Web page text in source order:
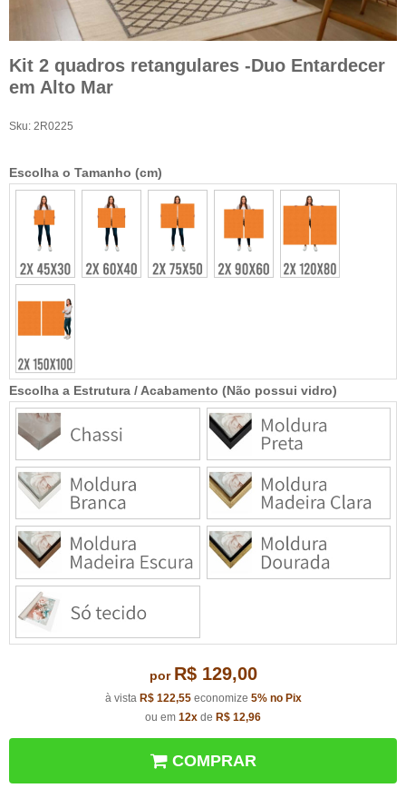
Kit 2 quadros retangulares -Duo Entardecer
em Alto Mar
Sku: 2R0225
Escolha a Estrutura / Acabamento (Não possui vidro)
Escolha o Tamanho (cm)
por R$ 129,00
à vista R$ 122,55economize 5% no Pix
ou em 12x de R$ 12,96
COMPRAR